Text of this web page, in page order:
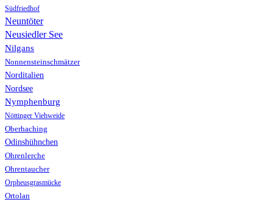
Südfriedhof
Neuntöter
Neusiedler See
Nilgans
Nonnensteinschmätzer
Norditalien
Nordsee
Nymphenburg
Nöttinger Viehweide
Oberhaching
Odinshühnchen
Ohrenlerche
Ohrentaucher
Orpheusgrasmücke
Ortolan